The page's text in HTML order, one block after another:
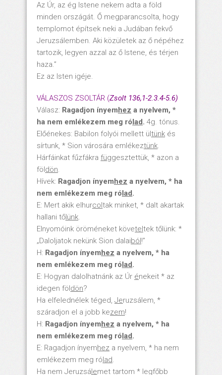
Az Úr, az ég Istene nekem adta a föld
minden országát. Ő megparancsolta, hogy
templomot építsek neki a Judában fekvő
Jeruzsálemben. Aki közületek az ő népéhez
tartozik, legyen azzal az ő Istene, és térjen
haza.”
Ez az Isten igéje.
VÁLASZOS ZSOLTÁR (Zsolt 136,1-2.3.4-5.6)
Válasz: Ragadjon ínyemhez a nyelvem, *
ha nem emlékezem meg rólad. 4g. tónus.
Előénekes: Babilon folyói mellett ültünk és
sírtunk, * Sion városára emlékeztünk.
Hárfáinkat fűzfákra függesztettük, * azon a
földön.
Hívek: Ragadjon ínyemhez a nyelvem, * ha
nem emlékezem meg rólad.
E: Mert akik elhurcoltak minket, * dalt akartak
hallani tőlünk.
Elnyomóink öröméneket követeltek tőlünk: *
„Daloljatok nekünk Sion dalaiból!”
H: Ragadjon ínyemhez a nyelvem, * ha
nem emlékezem meg rólad.
E: Hogyan dalolhatnánk az Úr énekeit * az
idegen földön?
Ha elfelednélek téged, Jeruzsálem, *
száradjon el a jobb kezem!
H: Ragadjon ínyemhez a nyelvem, * ha
nem emlékezem meg rólad.
E: Ragadjon ínyemhez a nyelvem, * ha nem
emlékezem meg rólad.
Ha nem Jeruzsálemet tartom * legfőbb